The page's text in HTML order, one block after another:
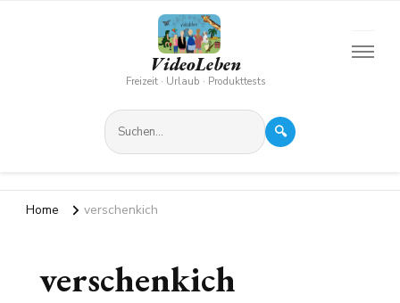
VideoLeben
Freizeit · Urlaub · Produkttests
🔍
Home verschenkich
verschenkich